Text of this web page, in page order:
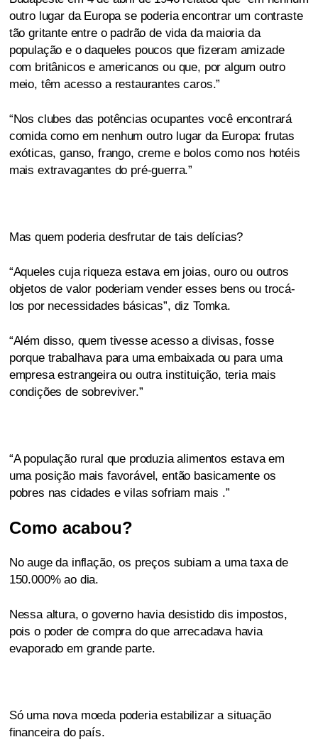
outro lugar da Europa se poderia encontrar um contraste
tão gritante entre o padrão de vida da maioria da
população e o daqueles poucos que fizeram amizade
com britânicos e americanos ou que, por algum outro
meio, têm acesso a restaurantes caros.”
“Nos clubes das potências ocupantes você encontrará
comida como em nenhum outro lugar da Europa: frutas
exóticas, ganso, frango, creme e bolos como nos hotéis
mais extravagantes do pré-guerra.”
Mas quem poderia desfrutar de tais delícias?
“Aqueles cuja riqueza estava em joias, ouro ou outros
objetos de valor poderiam vender esses bens ou trocá-
los por necessidades básicas”, diz Tomka.
“Além disso, quem tivesse acesso a divisas, fosse
porque trabalhava para uma embaixada ou para uma
empresa estrangeira ou outra instituição, teria mais
condições de sobreviver.”
“A população rural que produzia alimentos estava em
uma posição mais favorável, então basicamente os
pobres nas cidades e vilas sofriam mais .”
Como acabou?
No auge da inflação, os preços subiam a uma taxa de
150.000% ao dia.
Nessa altura, o governo havia desistido dis impostos,
pois o poder de compra do que arrecadava havia
evaporado em grande parte.
Só uma nova moeda poderia estabilizar a situação
financeira do país.